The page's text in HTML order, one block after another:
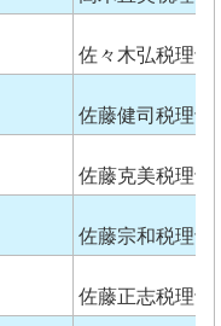
佐々木弘税理士
佐藤健司税理士
佐藤克美税理士
佐藤宗和税理士
佐藤正志税理士